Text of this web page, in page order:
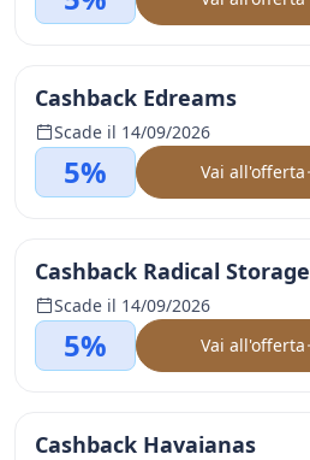
Cashback Edreams
Scade il 14/09/2026
5% Vai all'offerta
Cashback Radical Storage
Scade il 14/09/2026
5% Vai all'offerta
Cashback Havaianas